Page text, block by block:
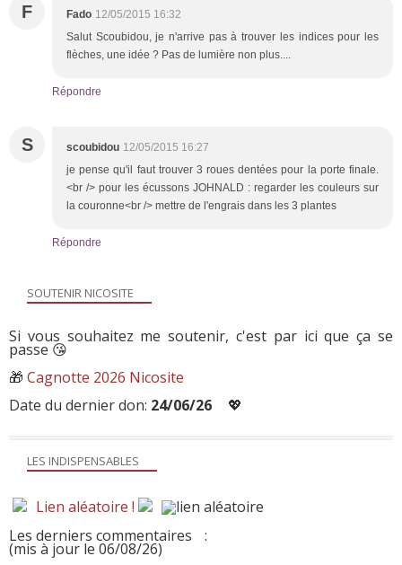
F Fado 12/05/2015 16:32
Salut Scoubidou, je n'arrive pas à trouver les indices pour les
flèches, une idée ? Pas de lumière non plus....
Répondre
S scoubidou 12/05/2015 16:27
je pense qu'il faut trouver 3 roues dentées pour la porte finale.
<br /> pour les écussons JOHNALD : regarder les couleurs sur
la couronne<br /> mettre de l'engrais dans les 3 plantes
Répondre
LES INDISPENSABLES
Lien aléatoire !
Les derniers commentaires
:
(mis à jour le 06/08/26)
SOUTENIR NICOSITE
Si vous souhaitez me soutenir, c'est par ici que ça se
passe 😘
🎁 Cagnotte 2026 Nicosite
Date du dernier don: 24/06/26 💖